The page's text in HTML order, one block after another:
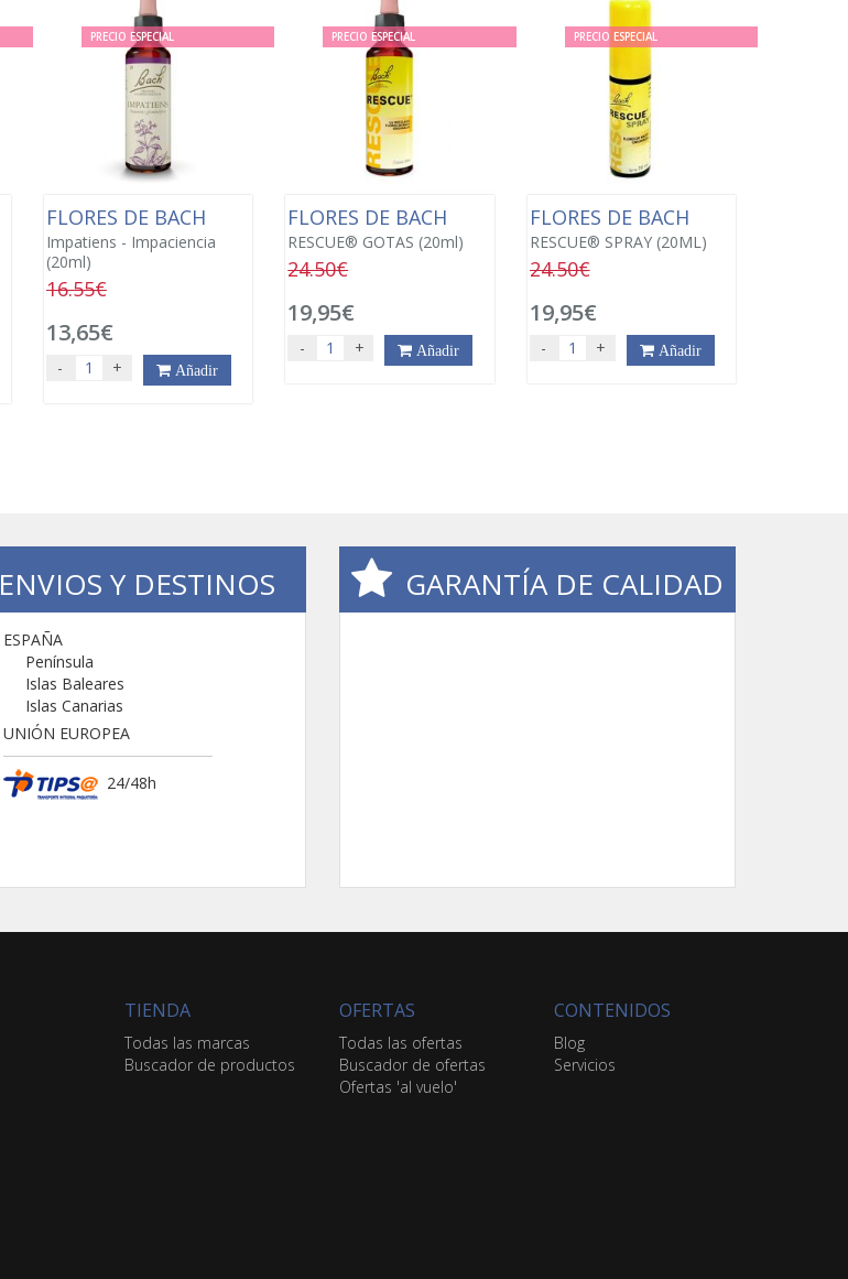
PRECIO ESPECIAL
FLORES DE BACH
Impatiens - Impaciencia
(20ml)
16.55€
13,65€
- + Añadir
PRECIO ESPECIAL
FLORES DE BACH
RESCUE® GOTAS (20ml)
24.50€
19,95€
- + Añadir
PRECIO ESPECIAL
FLORES DE BACH
RESCUE® SPRAY (20ML)
24.50€
19,95€
- + Añadir
ENVIOS Y DESTINOS
ESPAÑA
Península
Islas Baleares
Islas Canarias
UNIÓN EUROPEA
24/48h
GARANTÍA DE CALIDAD
TIENDA
Todas las marcas
Buscador de productos
OFERTAS
Todas las ofertas
Buscador de ofertas
Ofertas 'al vuelo'
CONTENIDOS
Blog
Servicios